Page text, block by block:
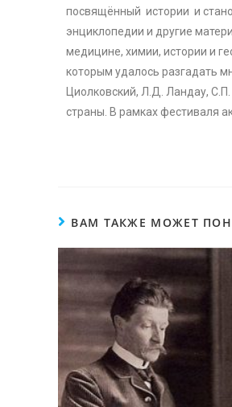
посвящённый истории и
энциклопедии и другие
медицине, химии, истории и
которым удалось разгадать
Циолковский, Л.Д. Ландау,
страны. В рамках фестиваля
ВАМ ТАКЖЕ МОЖЕТ